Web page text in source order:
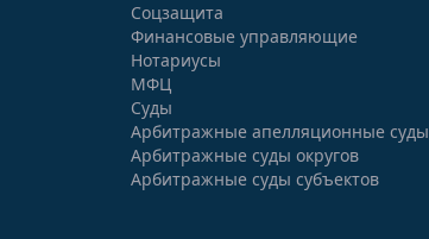
Соцзащита
Финансовые управляющие
Нотариусы
МФЦ
Суды
Арбитражные апелляционные суды
Арбитражные суды округов
Арбитражные суды субъектов